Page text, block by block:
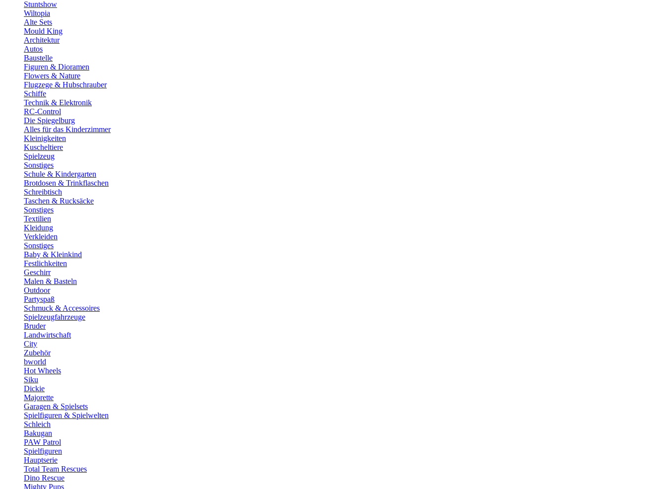
Stuntshow
Wiltopia
Alte Sets
Mould King
Architektur
Autos
Baustelle
Figuren & Dioramen
Flowers & Nature
Flugzege & Hubschrauber
Schiffe
Technik & Elektronik
RC-Control
Die Spiegelburg
Alles für das Kinderzimmer
Kleinigkeiten
Kuscheltiere
Spielzeug
Sonstiges
Schule & Kindergarten
Brotdosen & Trinkflaschen
Schreibtisch
Taschen & Rucksäcke
Sonstiges
Textilien
Kleidung
Verkleiden
Sonstiges
Baby & Kleinkind
Festlichkeiten
Geschirr
Malen & Basteln
Outdoor
Partyspaß
Schmuck & Accessoires
Spielzeugfahrzeuge
Bruder
Landwirtschaft
City
Zubehör
bworld
Hot Wheels
Siku
Dickie
Majorette
Garagen & Spielsets
Spielfiguren & Spielwelten
Schleich
Bakugan
PAW Patrol
Spielfiguren
Hauptserie
Total Team Rescues
Dino Rescue
Mighty Pups